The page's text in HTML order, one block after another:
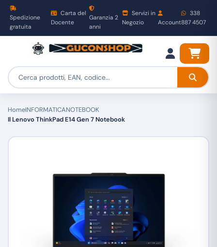
Spedizione
gratuita
Carta del
Docente
Garanzia 2
anni
Servizi in
Negozio
Account
338
887 4507
HomeINFORMATICANOTEBOOK
Il Lenovo ThinkPad E14 Gen 7 Notebook